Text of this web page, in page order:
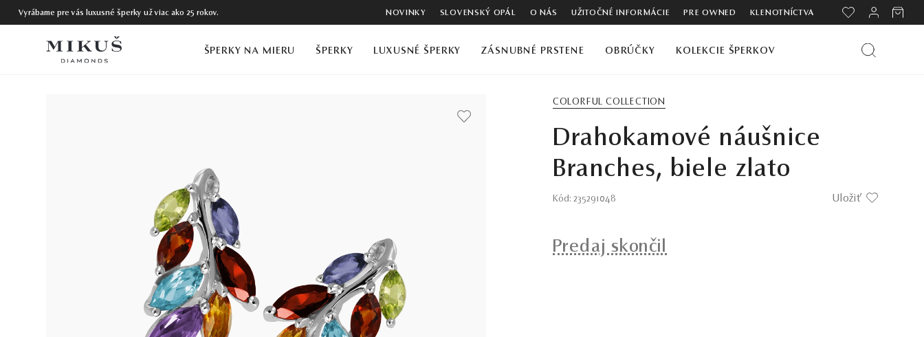
Vyrábame pre vás luxusné šperky už viac ako 25 rokov. NOVINKY SLOVENSKÝ OPÁL O NÁS UŽITOČNÉ INFORMÁCIE PRE OWNED KLENOTNÍCTVA
ŠPERKY NA MIERU ŠPERKY LUXUSNÉ ŠPERKY ZÁSNUBNÉ PRSTENE OBRÚČKY KOLEKCIE ŠPERKOV
COLORFUL COLLECTION
Drahokamové náušnice
Branches, biele zlato
Kód: 235291048 Uložiť
Predaj skončil